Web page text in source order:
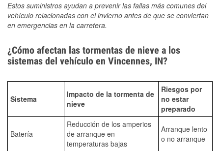
Estos suministros ayudan a prevenir las fallas más comunes del
vehículo relacionadas con el invierno antes de que se conviertan
en emergencias en la carretera.
¿Cómo afectan las tormentas de nieve a los
sistemas del vehículo en Vincennes, IN?
Sistema
Impacto de la tormenta de
nieve
Riesgos por
no estar
preparado
Batería
Reducción de los amperios
de arranque en
temperaturas bajas
Arranque lento
o no arranque